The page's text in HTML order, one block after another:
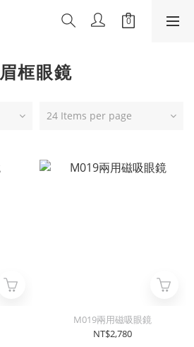
眉框眼鏡
24 Items per page
M019兩用磁吸眼鏡
NT$2,780